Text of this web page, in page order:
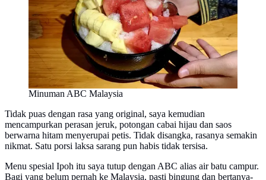
Minuman ABC Malaysia
Tidak puas dengan rasa yang original, saya kemudian
mencampurkan perasan jeruk, potongan cabai hijau dan saos
berwarna hitam menyerupai petis. Tidak disangka, rasanya semakin
nikmat. Satu porsi laksa sarang pun habis tidak tersisa.
Menu spesial Ipoh itu saya tutup dengan ABC alias air batu campur.
Bagi yang belum pernah ke Malaysia, pasti bingung dan bertanya-